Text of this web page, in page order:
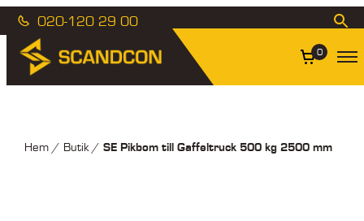
020-120 29 00
0
Hem/ Butik/ SE Pikbom till Gaffeltruck 500 kg 2500 mm